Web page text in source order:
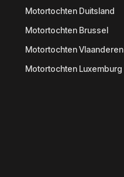
Motortochten Duitsland
Motortochten Brussel
Motortochten Vlaanderen
Motortochten Luxemburg